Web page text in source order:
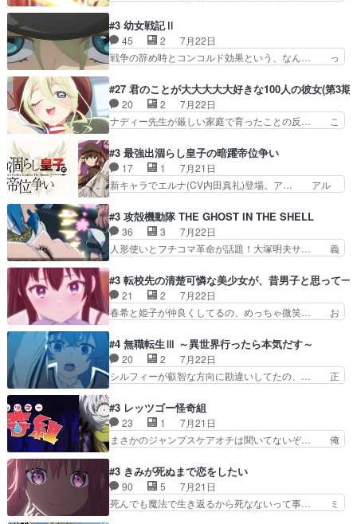
ゴリラに飽きてニワトリにス… セルリスには見守
り役が居ないとアカンね自… すみませんセルリス
萌えでした魔族の男の子…
術師学校を突如襲った魔狼はベリルとフ… 老いに
対する恐怖ね。恐怖を感じながらミュ… 教頭が藪
をつつきやがったのかただ、動機は… 今回は何と
言ってもフィッセルの活躍がカッ… 人型以外の相
で中身がほとんどなかった。… 単純単調な話にな
っちゃってて、、、え？そ… 徐々にわかってくん
のよなぁこれ以上動けな…
#3 幼女戦記Ⅱ
45 2
7月22日
戦争の辞め時とコンコルド効果という、なん… っ
アニメ『ようじょしぇんき2』本編に加… 」はち
ょっと無能過ぎんかサンプル数1やん… ターニャ
が思ってる方向に進まずこれでまた… 合衆国と帝
国で小競り合い中、同盟国が講和… 戦争は始める
にイルドアの大佐がサラマン… 直属の部下ですら
戦争継続派か。。戦争は始… 「（あの量の差が気
になるッ!!!）」ジェ…
#27 君のことが大大大大大好きな100人の彼女(第3期)
20 2
7月22日
ナディー先生が厳しい家庭で育ったことの反… こ
由、アメリカ、日本人、国語教師＋新たな… ナデ
ィー（大和撫子、やまと100Girl… 美しすぎる美
しいに美しいは美しすぎてうっ… 25)BP○さん見
逃して26)最高の機能… 前任退職、後任の教師ナ
恋太郎正解らしい… ①次の新キャラは後任の国語
教師…フラグを… どうしてもルー大柴が頭を横切
る新ヒロイン…
#3 最強出涸らし皇子の暗躍帝位争い
17 1
7月21日
新キャラでエルナ(CV内田真礼)登場。ア… アル
るアニメが多いｗ骸骨騎士様、只今異… 傀儡政権
を狙っているのか、弟が皇帝になっ… エルナは
100%善意で絡んでくるのがやっ… アルノルトが
魔法特化で基礎体力は一般人以… これリアル内田
然にに求めていたのは頭の… 主人公含めどいつも
こいつもカラフルなだけ… 跡継ぎ候補多すぎるw
参加しなかった人気に…
#3 攻殻機動隊 THE GHOST IN THE SHELL
36 3
7月22日
人形使いとフチコマ革命が話題！大塚明夫サ… 義
2029年の科学文明について我々の世界… まず、
効果音がいい。私が思うに、銃撃戦が… いきなり
のハラハラ感。犯人をどんどん追い… 擬似記憶な
の本物なのか分からないと思う？… をバンダイチ
OVAならアリかな。ICT… 冒頭のアクションから
釘付けだった。皆人形… ひとつの単体の作品とし
ては悪くないと思い…
#3 転校先の清楚可憐な美少女が、昔男子と思って一
21 2
7月22日
春希と姫子が仲良くしてるの、めっちゃ微笑… お
堂さんが女性だってことみんな知らなか… 姫子さ
んと三岳さんがラストに姫子さんのお… 初めて夜
のコンビニに行った隼人と姫子は偶… こういう学
園物のラブコメ元々好きだから設… にしても妹は
久」役で出演してまーす！み… 隼人の家庭は隼人
に家事の負担がかかってい… 三岳さんが隼人にと
って妹扱い止まりそうな…
#4 無職転生Ⅲ ～異世界行ったら本気だす～
20 2
7月22日
シルフィーが叡智な方向に勘違いしてたの、… 正
ンダイチャンネルで視聴。リーリャさん… なんか
腹立つなぁルーデウスめ…これでエリ… トレント
は後に何らかの際に活躍するんやろ… アイシ
ャ、、、なんと末恐ろしい妹なんだ！… ルーデウ
しゃあない。狂犬かくましいつ来… 本作はぬるい
ハーレムではなく、真面目に一… エリスはしばら
くEDだけやね。アイシャ、…
#3 レッツゴー怪奇組
23 1
7月21日
まさかのジャンプスケアオチは聞いてないぞ… 俺
ャ子の従姉妹シュラ子登場。主人公眼福… 跡目争
いの新キャラ登場で、今回はシュール… めちゃ子
のいとこかわいい今回主人公の驚き… メチャ子を
くしゃみと鼻水が止まらなくなる… お父さんに押
#3 きみが死ぬまで恋をしたい
90 5
7月21日
死んでも魔法で生き返るから死なないって事… ミ